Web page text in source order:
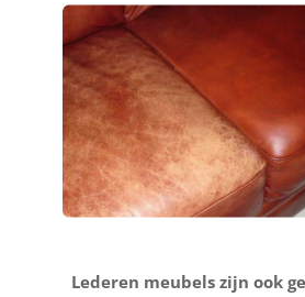
Lederen meubels zijn ook